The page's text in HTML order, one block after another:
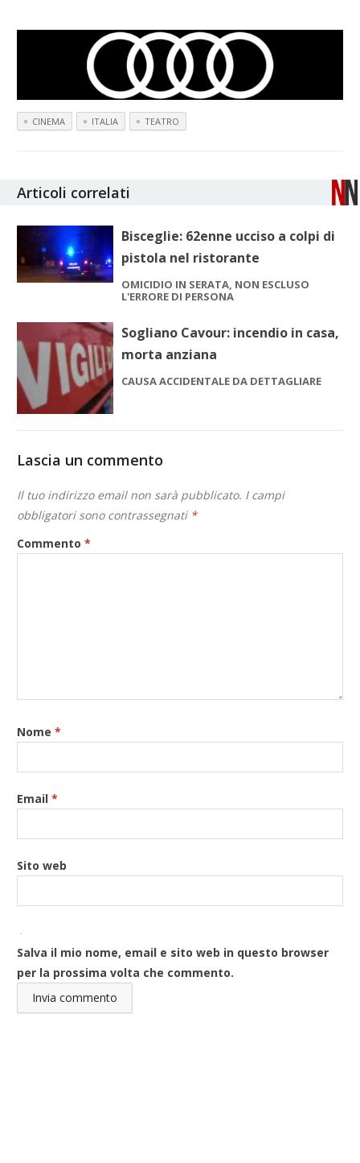
CINEMA ITALIA TEATRO
Articoli correlati
Bisceglie: 62enne ucciso a colpi di
pistola nel ristorante
OMICIDIO IN SERATA, NON ESCLUSO
L'ERRORE DI PERSONA
Sogliano Cavour: incendio in casa,
morta anziana
CAUSA ACCIDENTALE DA DETTAGLIARE
Lascia un commento
Il tuo indirizzo email non sarà pubblicato. I campi
obbligatori sono contrassegnati *
Commento*
Nome*
Email*
Sito web
Salva il mio nome, email e sito web in questo browser
per la prossima volta che commento.